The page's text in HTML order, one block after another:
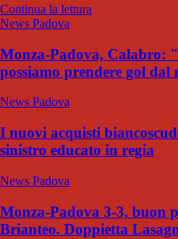
Continua la lettura
News Padova
Monza-Padova, Calabro:
possiamo prendere gol dal
News Padova
I nuovi acquisti
sinistro educato in regia
News Padova
Monza-Padova 3-3, buon
Brianteo. Doppietta